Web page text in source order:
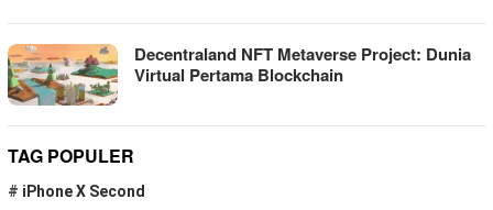
Decentraland NFT Metaverse Project: Dunia
Virtual Pertama Blockchain
TAG POPULER
# iPhone X Second